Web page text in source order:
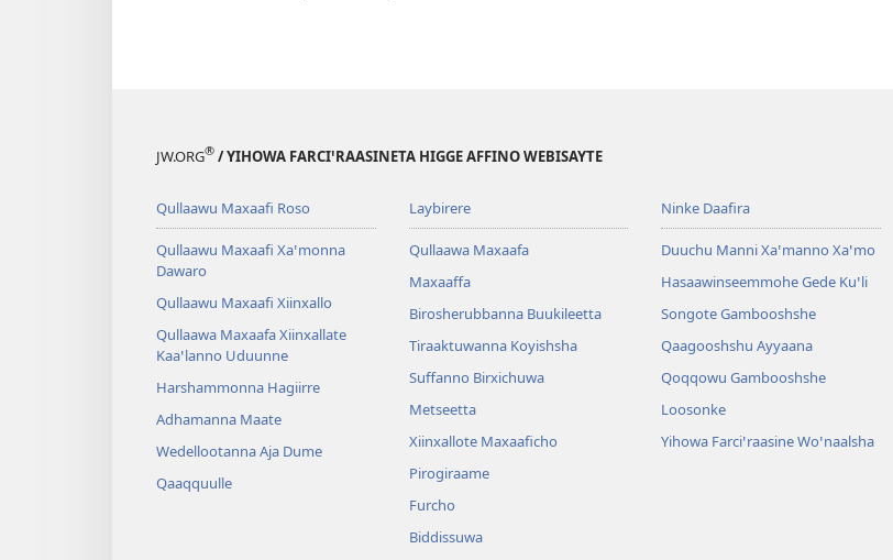
JW.ORG® / YIHOWA FARCIꞌRAASINETA HIGGE AFFINO WEBISAYTE
Qullaawu Maxaafi Roso
Qullaawu Maxaafi Xaꞌmonna
Dawaro
Qullaawu Maxaafi Xiinxallo
Qullaawa Maxaafa Xiinxallate
Kaaꞌlanno Uduunne
Harshammonna Hagiirre
Adhamanna Maate
Wedellootanna Aja Dume
Qaaqquulle
Laybirere
Qullaawa Maxaafa
Maxaaffa
Birosherubbanna Buukileetta
Tiraaktuwanna Koyishsha
Suffanno Birxichuwa
Metseetta
Xiinxallote Maxaaficho
Pirogiraame
Furcho
Biddissuwa
Ninke Daafira
Duuchu Manni Xaꞌmanno Xaꞌmo
Hasaawinseemmohe Gede Kuꞌli
Songote Gambooshshe
Qaagooshshu Ayyaana
Qoqqowu Gambooshshe
Loosonke
Yihowa Farciꞌraasine Woꞌnaalsha